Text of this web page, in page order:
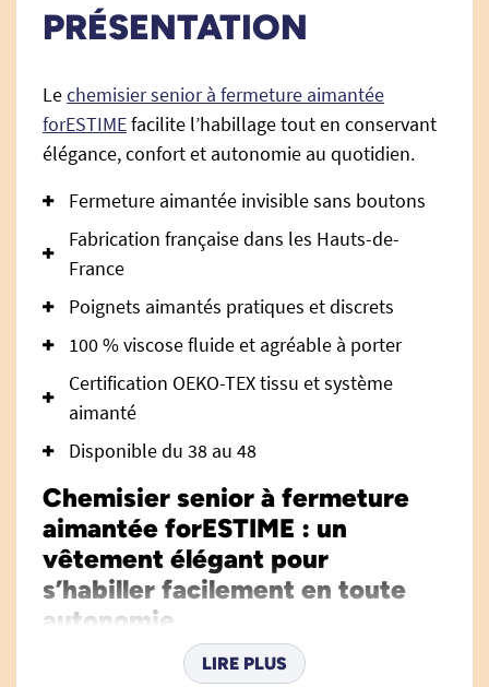
PRÉSENTATION
Lechemisier senior à fermeture aimantée
forESTIMEfacilite l’habillage tout en conservant
élégance, confort et autonomie au quotidien.
Fermeture aimantée invisible sans boutons
Fabrication française dans les Hauts-de-
France
Poignets aimantés pratiques et discrets
100 % viscose fluide et agréable à porter
Certification OEKO-TEX tissu et système
aimanté
Disponible du 38 au 48
Chemisier senior à fermeture
aimantée forESTIME : un
vêtement élégant pour
s’habiller facilement en toute
autonomie
Le chemisier senior à fermeture aimantée
LIRE PLUS